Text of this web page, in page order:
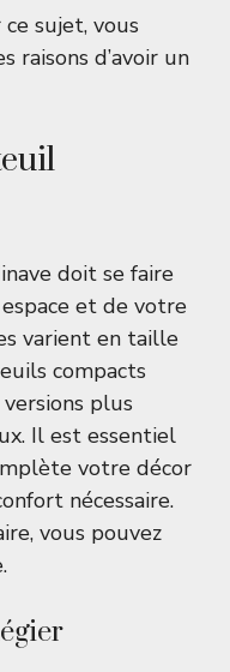
sujet, vous
raisons d’avoir un
doit se faire
et de votre
varient en taille
compacts
plus
Il est essentiel
votre décor
nécessaire.
vous pouvez
.